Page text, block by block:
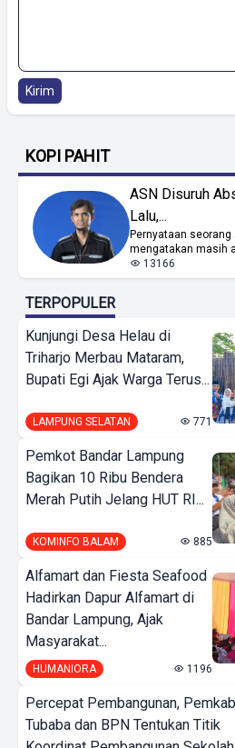
Kirim
KOPI PAHIT
ASN Disuruh
Lalu,...
Pernyataan seorang
mengatakan masih
13166
TERPOPULER
Kunjungi Desa Helau di
Triharjo Merbau Mataram,
Bupati Egi Ajak Warga Terus...
LAMPUNG SELATAN 771
Pemkot Bandar Lampung
Bagikan 10 Ribu Bendera
Merah Putih Jelang HUT RI...
KOMINFO BALAM 885
Alfamart dan Fiesta Seafood
Hadirkan Dapur Alfamart di
Bandar Lampung, Ajak
Masyarakat...
HUMANIORA 1196
Percepat Pembangunan, Pemkab
Tubaba dan BPN Tentukan Titik